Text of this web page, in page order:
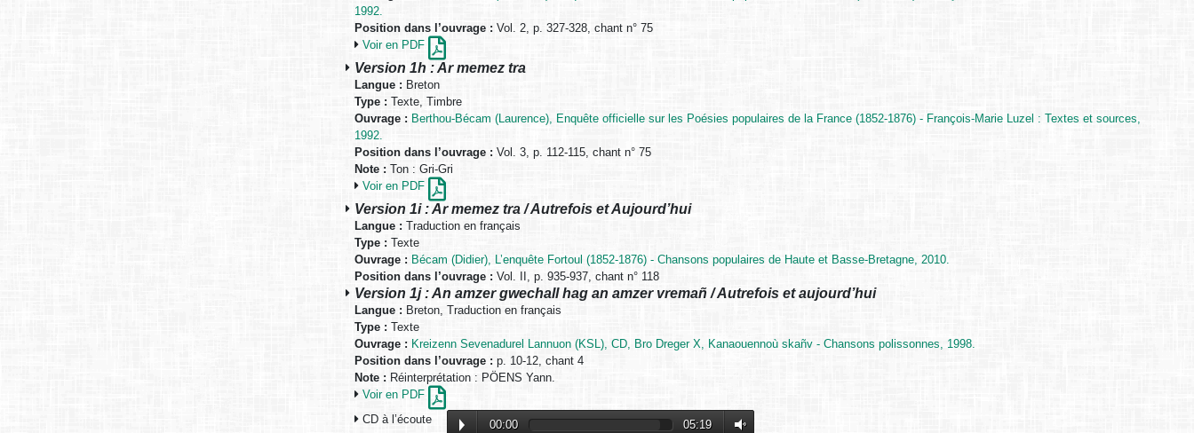
1992.
Position dans l’ouvrage : Vol. 2, p. 327-328, chant n° 75
Voir en PDF
Version 1h : Ar memez tra
Langue : Breton
Type : Texte, Timbre
Ouvrage : Berthou-Bécam (Laurence), Enquête officielle sur les Poésies populaires de la France (1852-1876) - François-Marie Luzel : Textes et sources,
1992.
Position dans l’ouvrage : Vol. 3, p. 112-115, chant n° 75
Note : Ton : Gri-Gri
Voir en PDF
Version 1i : Ar memez tra / Autrefois et Aujourd’hui
Langue : Traduction en français
Type : Texte
Ouvrage : Bécam (Didier), L’enquête Fortoul (1852-1876) - Chansons populaires de Haute et Basse-Bretagne, 2010.
Position dans l’ouvrage : Vol. II, p. 935-937, chant n° 118
Version 1j : An amzer gwechall hag an amzer vremañ / Autrefois et aujourd’hui
Langue : Breton, Traduction en français
Type : Texte
Ouvrage : Kreizenn Sevenadurel Lannuon (KSL), CD, Bro Dreger X, Kanaouennoù skañv - Chansons polissonnes, 1998.
Position dans l’ouvrage :p. 10-12, chant 4
Note :Réinterprétation : PÖENS Yann.
Voir en PDF
CD à l’écoute
00:00 05:19